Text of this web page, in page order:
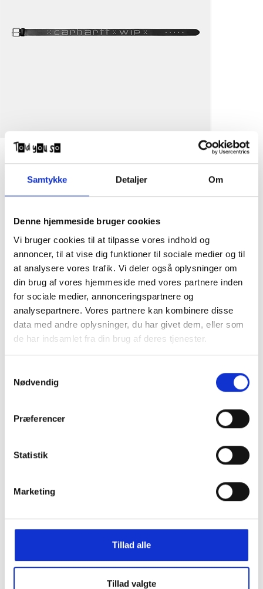
Samtykke Detaljer Om
Denne hjemmeside bruger cookies
Vi bruger cookies til at tilpasse vores indhold og
annoncer, til at vise dig funktioner til sociale medier og til
at analysere vores trafik. Vi deler også oplysninger om
din brug af vores hjemmeside med vores partnere inden
for sociale medier, annonceringspartnere og
analysepartnere. Vores partnere kan kombinere disse
data med andre oplysninger, du har givet dem, eller som
de har indsamlet fra din brug af deres tjenester.
Nødvendig
Præferencer
Statistik
Marketing
Tillad alle
Tillad valgte
Carhartt WIP Script belt Studs Black /
Silver
DKK850,00
NB Voksenstørrelser.
100% Leather
4 cm / 1.6 inch
Nickel-free metal buckle
Studded design
Made in Italy
Comes in box
XS: 80 cm
S: 85 cm
M: 90 cm
L: 95 cm
XXL: 115 cm
GRATIS FRAGT PÅ KØB OVER 300,-
På ordre under er fragtprisen 29,-
Ved bestilling inden kl. 16.00